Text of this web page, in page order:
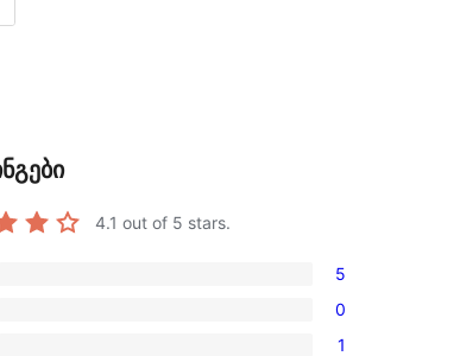
4.1 out of 5 stars.
5
0
1